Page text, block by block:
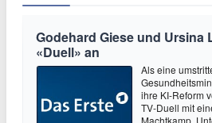
Godehard Giese und Ursina
«Duell» an
Als eine
ihre KI-Reform
TV-Duell mit
Machtkamp.